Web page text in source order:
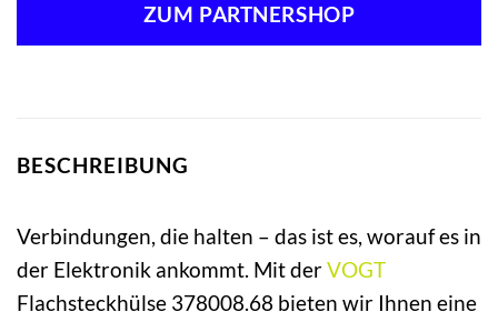
ZUM PARTNERSHOP
BESCHREIBUNG
Verbindungen, die halten – das ist es, worauf es in
der Elektronik ankommt. Mit derVOGT
Flachsteckhülse 378008.68 bieten wir Ihnen eine